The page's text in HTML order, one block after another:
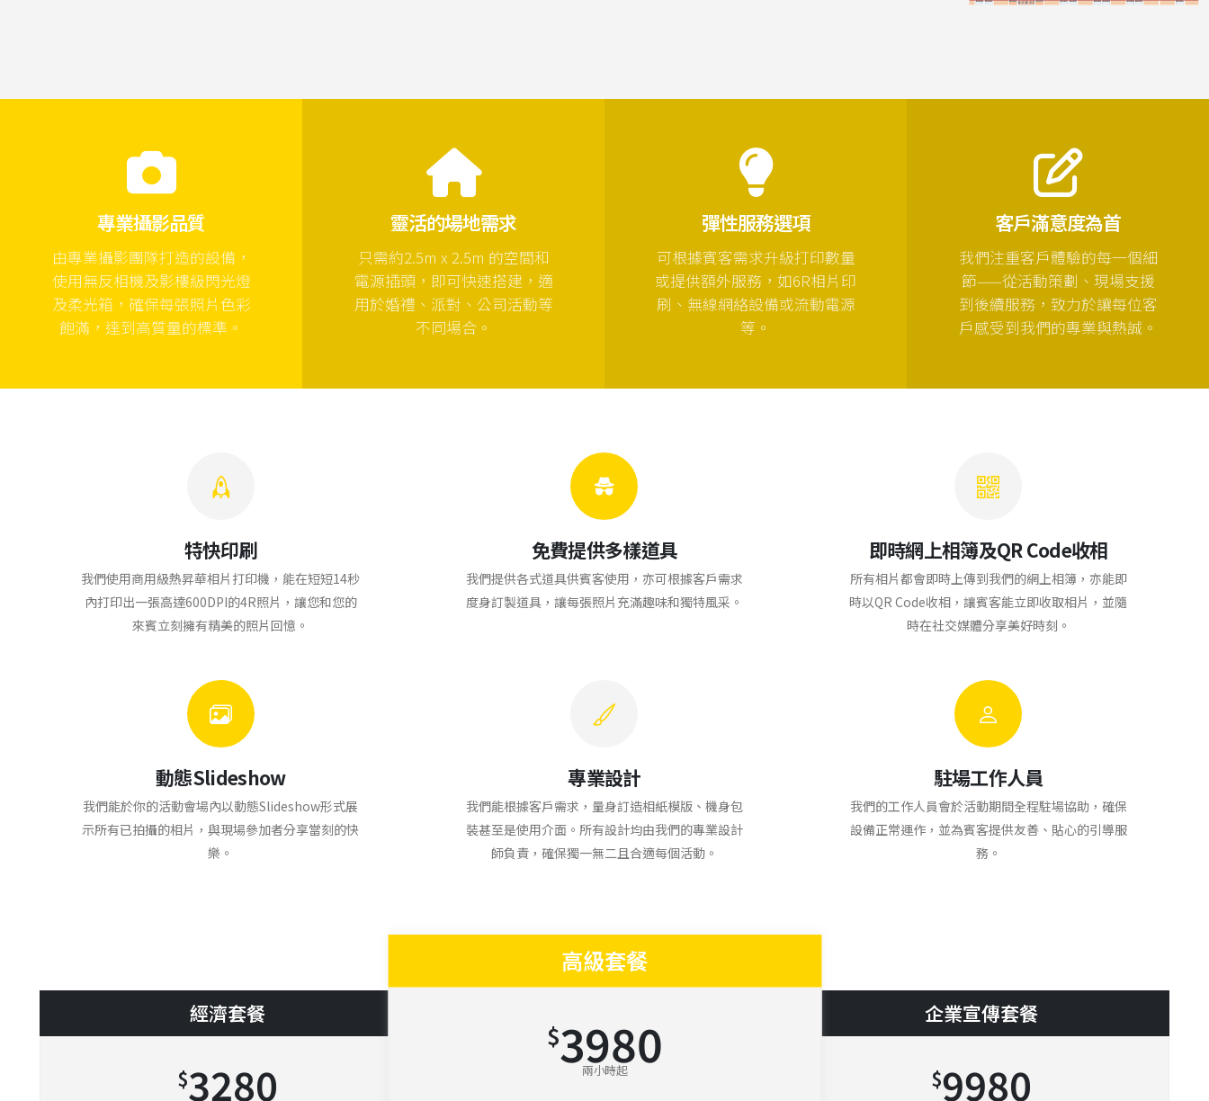
專業攝影品質
由專業攝影團隊打造的設備，
使用無反相機及影樓級閃光燈
及柔光箱，確保每張照片色彩
飽滿，達到高質量的標準。
靈活的場地需求
只需約2.5m x 2.5m 的空間和
電源插頭，即可快速搭建，適
用於婚禮、派對、公司活動等
不同場合。
彈性服務選項
可根據賓客需求升級打印數量
或提供額外服務，如6R相片印
刷、無線網絡設備或流動電源
等。
客戶滿意度為首
我們注重客戶體驗的每一個細
節——從活動策劃、現場支援
到後續服務，致力於讓每位客
戶感受到我們的專業與熱誠。
特快印刷
我們使用商用級熱昇華相片打印機，能在短短14秒
內打印出一張高達600DPI的4R照片，讓您和您的
來賓立刻擁有精美的照片回憶。
免費提供多樣道具
我們提供各式道具供賓客使用，亦可根據客戶需求
度身訂製道具，讓每張照片充滿趣味和獨特風采。
即時網上相簿及QR Code收相
所有相片都會即時上傳到我們的網上相簿，亦能即
時以QR Code收相，讓賓客能立即收取相片，並隨
時在社交媒體分享美好時刻。
動態Slideshow
我們能於你的活動會場內以動態Slideshow形式展
示所有已拍攝的相片，與現場參加者分享當刻的快
樂。
專業設計
我們能根據客戶需求，量身訂造相紙模版、機身包
裝甚至是使用介面。所有設計均由我們的專業設計
師負責，確保獨一無二且合適每個活動。
駐場工作人員
我們的工作人員會於活動期間全程駐場協助，確保
設備正常運作，並為賓客提供友善、貼心的引導服
務。
經濟套餐
$3280
高級套餐
$3980
兩小時起
企業宣傳套餐
$9980